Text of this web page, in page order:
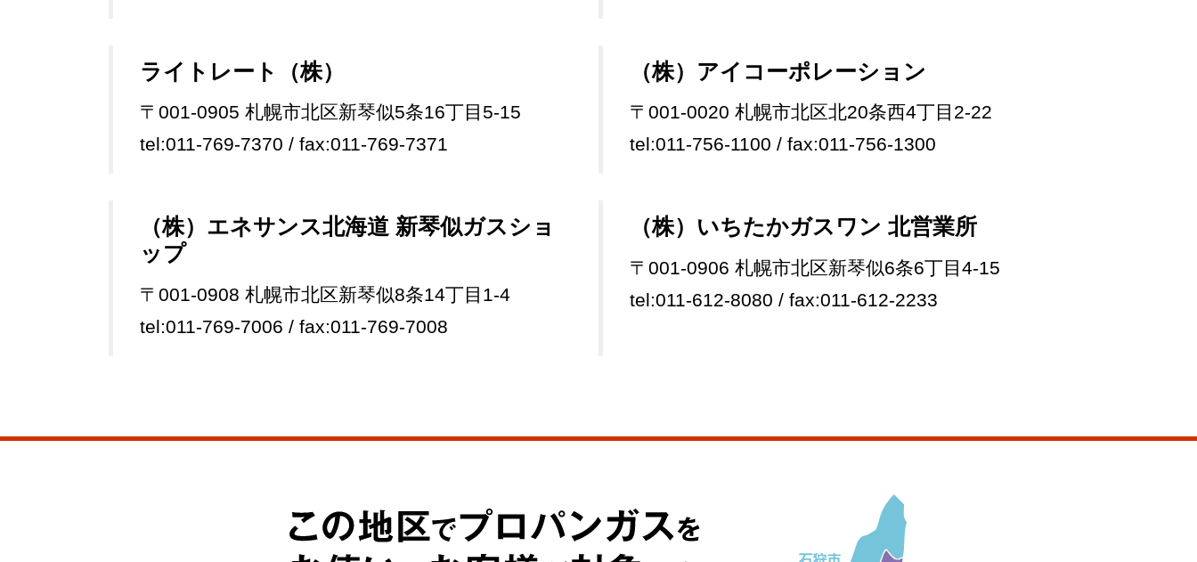
ライトレート（株）
〒001-0905 札幌市北区新琴似5条16丁目5-15
tel:011-769-7370 / fax:011-769-7371
（株）アイコーポレーション
〒001-0020 札幌市北区北20条西4丁目2-22
tel:011-756-1100 / fax:011-756-1300
（株）エネサンス北海道 新琴似ガスショ
ップ
〒001-0908 札幌市北区新琴似8条14丁目1-4
tel:011-769-7006 / fax:011-769-7008
（株）いちたかガスワン 北営業所
〒001-0906 札幌市北区新琴似6条6丁目4-15
tel:011-612-8080 / fax:011-612-2233